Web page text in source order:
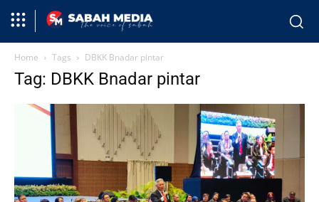
Home Tags DBKK Bnadar pintar
Tag: DBKK Bnadar pintar